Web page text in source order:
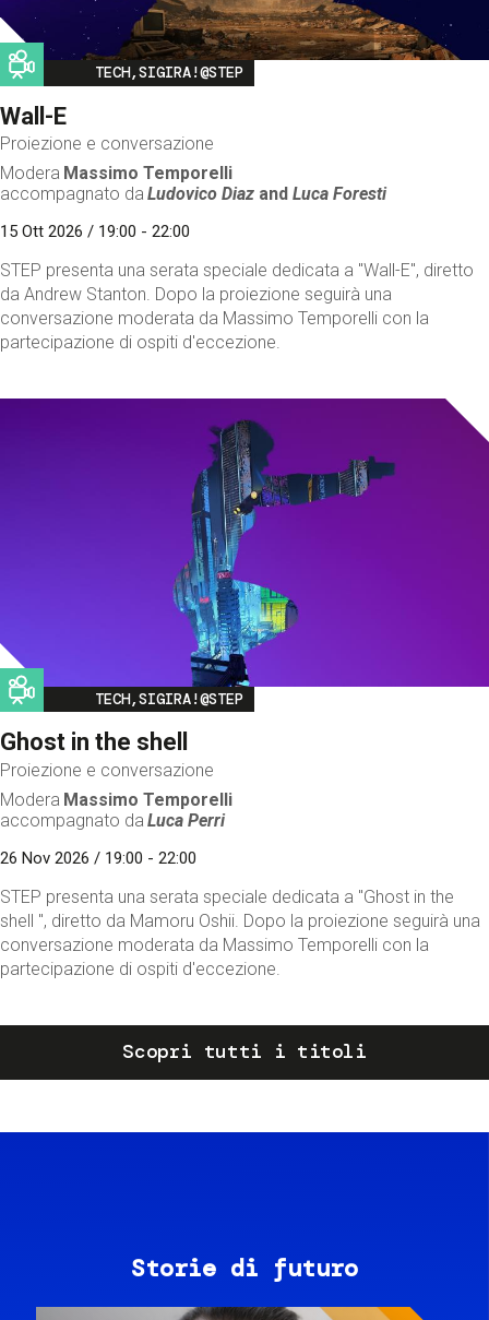
Image
TECH,SIGIRA!@STEP
Wall-E
Proiezione e conversazione
Modera Massimo Temporelli
accompagnato da Ludovico Diaz andLuca Foresti
15 Ott 2026 / 19:00 - 22:00
STEP presenta una serata speciale dedicata a "Wall-E", diretto
da Andrew Stanton. Dopo la proiezione seguirà una
conversazione moderata da Massimo Temporelli con la
partecipazione di ospiti d'eccezione.
Image
TECH,SIGIRA!@STEP
Ghost in the shell
Proiezione e conversazione
Modera Massimo Temporelli
accompagnato da Luca Perri
26 Nov 2026 / 19:00 - 22:00
STEP presenta una serata speciale dedicata a "Ghost in the
shell ", diretto da Mamoru Oshii. Dopo la proiezione seguirà una
conversazione moderata da Massimo Temporelli con la
partecipazione di ospiti d'eccezione.
Scopri tutti i titoli
Storie di futuro